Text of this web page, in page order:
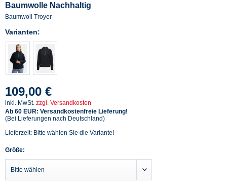
Baumwolle Nachhaltig
Baumwoll Troyer
Varianten:
109,00 €
inkl. MwSt. zzgl. Versandkosten
Ab 60 EUR: Versandkostenfreie Lieferung!
(Bei Lieferungen nach Deutschland)
Lieferzeit: Bitte wählen Sie die Variante!
Größe: